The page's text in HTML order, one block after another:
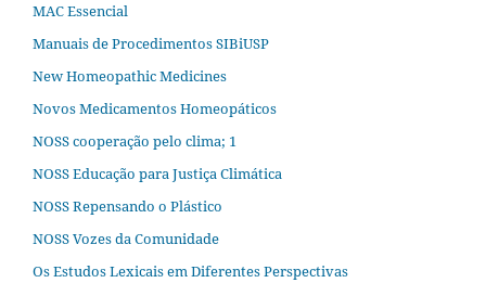
MAC Essencial
Manuais de Procedimentos SIBiUSP
New Homeopathic Medicines
Novos Medicamentos Homeopáticos
NOSS cooperação pelo clima; 1
NOSS Educação para Justiça Climática
NOSS Repensando o Plástico
NOSS Vozes da Comunidade
Os Estudos Lexicais em Diferentes Perspectivas